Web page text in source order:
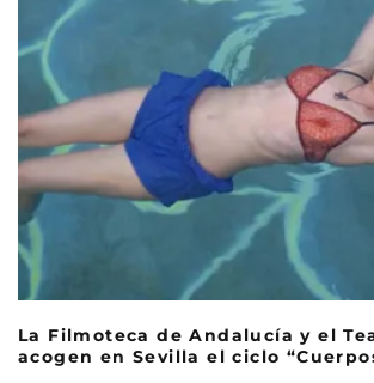
La Filmoteca de Andalucía y el
acogen en Sevilla el ciclo